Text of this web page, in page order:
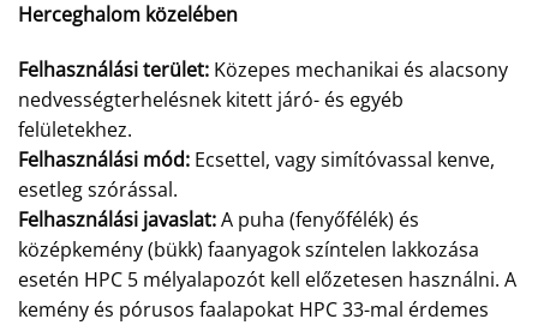
Herceghalom közelében
Felhasználási terület: Közepes mechanikai és alacsony
nedvességterhelésnek kitett járó- és egyéb
felületekhez.
Felhasználási mód: Ecsettel, vagy simítóvassal kenve,
esetleg szórással.
Felhasználási javaslat:A puha (fenyőfélék) és
középkemény (bükk) faanyagok színtelen lakkozása
esetén HPC 5 mélyalapozót kell előzetesen használni. A
kemény és pórusos faalapokat HPC 33-mal érdemes